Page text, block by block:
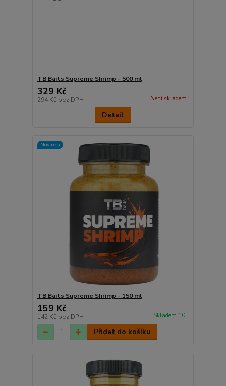
TB Baits Supreme Shrimp - 500 ml
329 Kč
294 Kč bez DPH Není skladem
Detail
Novinka
TB Baits Supreme Shrimp - 150 ml
159 Kč
142 Kč bez DPH Skladem 10
Přidat do košíku